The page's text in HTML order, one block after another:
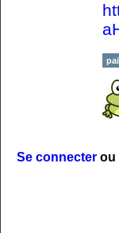
Se connecter ou